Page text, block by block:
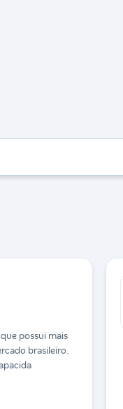
possui mais
brasileiro.